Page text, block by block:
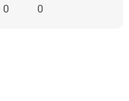
0 0